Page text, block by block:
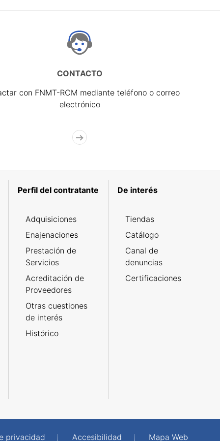
CONTACTO
con FNMT-RCM mediante teléfono o correo
electrónico
Perfil del contratante
Adquisiciones
Enajenaciones
Prestación de
Servicios
Acreditación de
Proveedores
Otras cuestiones
de interés
Histórico
De interés
Tiendas
Catálogo
Canal de
denuncias
Certificaciones
privacidad Accesibilidad Mapa Web